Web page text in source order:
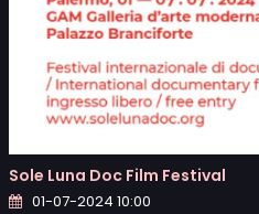
Sole Luna Doc Film Festival
01-07-2024 10:00